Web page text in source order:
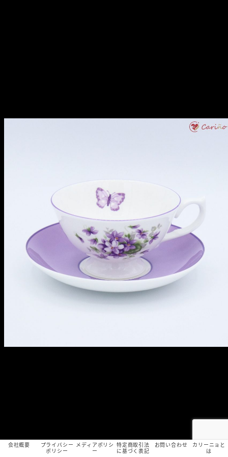
会社概要
プライバシー
ポリシー
メディアポリシ
ー
特定商取引法
に基づく表記
お問い合わせ
カリーニョと
は